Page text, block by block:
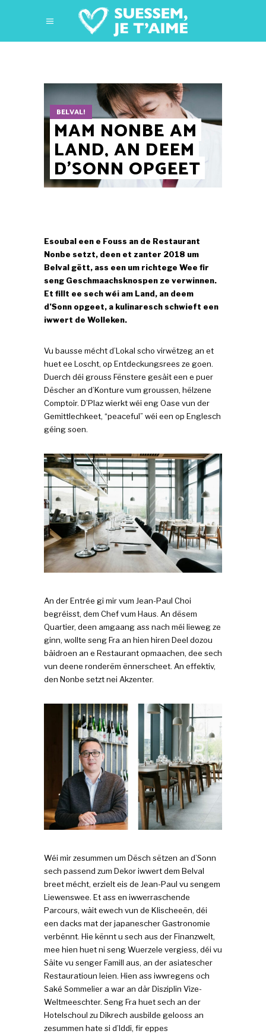
BELVAL!
MAM NONBE AM
LAND, AN DEEM
D’SONN OPGEET
Esoubal een e Fouss an de Restaurant
Nonbe setzt, deen et zanter 2018 um
Belval gëtt, ass een um richtege Wee fir
seng Geschmaachsknospen ze verwinnen.
Et fillt ee sech wéi am Land, an deem
d’Sonn opgeet, a kulinaresch schwieft een
iwwert de Wolleken.
Vu bausse mécht d’Lokal scho virwëtzeg an et
huet ee Loscht, op Entdeckungsrees ze goen.
Duerch déi grouss Fënstere gesäit een e puer
Dëscher an d’Konture vum groussen, hëlzene
Comptoir. D’Plaz wierkt wéi eng Oase vun der
Gemittlechkeet, “peaceful” wéi een op Englesch
géing soen.
An der Entrée gi mir vum Jean-Paul Choi
begréisst, dem Chef vum Haus. An dësem
Quartier, deen amgaang ass nach méi lieweg ze
ginn, wollte seng Fra an hien hiren Deel dozou
bäidroen an e Restaurant opmaachen, dee sech
vun deene ronderëm ënnerscheet. An effektiv,
den Nonbe setzt nei Akzenter.
Wéi mir zesummen um Dësch sëtzen an d’Sonn
sech passend zum Dekor iwwert dem Belval
breet mécht, erzielt eis de Jean-Paul vu sengem
Liewenswee. Et ass en iwwerraschende
Parcours, wäit ewech vun de Klischeeën, déi
een dacks mat der japanescher Gastronomie
verbënnt. Hie kënnt u sech aus der Finanzwelt,
mee hien huet ni seng Wuerzele vergiess, déi vu
Säite vu senger Famill aus, an der asiatescher
Restauratioun leien. Hien ass iwwregens och
Saké Sommelier a war an där Disziplin Vize-
Weltmeeschter. Seng Fra huet sech an der
Hotelschoul zu Dikrech ausbilde gelooss an
zesummen hate si d’Iddi, fir eppes